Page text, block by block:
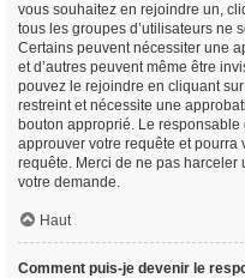
vous souhaitez en rejoindre un,
tous les groupes d’utilisateurs ne
Certains peuvent nécessiter une
et d’autres peuvent même être
pouvez le rejoindre en cliquant
restreint et nécessite une
bouton approprié. Le
approuver votre requête et pourra
requête. Merci de ne pas harceler
votre demande.
Haut
Comment puis-je devenir le